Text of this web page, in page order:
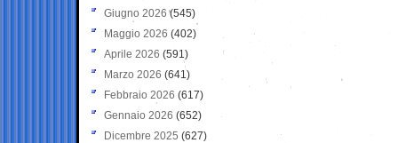
Giugno 2026 (545)
Maggio 2026 (402)
Aprile 2026 (591)
Marzo 2026 (641)
Febbraio 2026 (617)
Gennaio 2026 (652)
Dicembre 2025 (627)